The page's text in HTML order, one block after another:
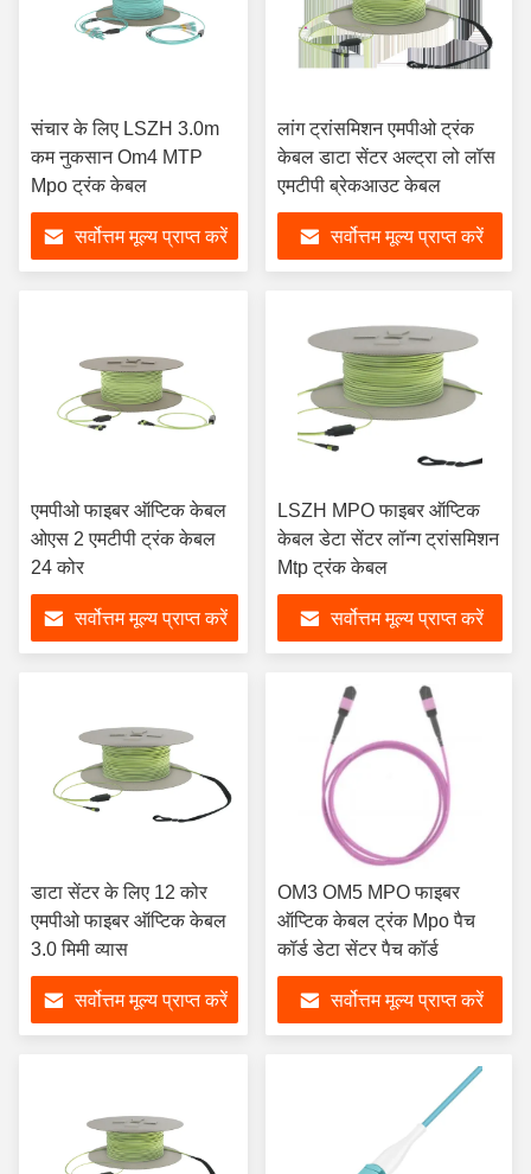
संचार के लिए LSZH 3.0m
कम नुकसान Om4 MTP
Mpo ट्रंक केबल
सर्वोत्तम मूल्य प्राप्त करें
लांग ट्रांसमिशन एमपीओ ट्रंक
केबल डाटा सेंटर अल्ट्रा लो लॉस
एमटीपी ब्रेकआउट केबल
सर्वोत्तम मूल्य प्राप्त करें
एमपीओ फाइबर ऑप्टिक केबल
ओएस 2 एमटीपी ट्रंक केबल
24 कोर
सर्वोत्तम मूल्य प्राप्त करें
LSZH MPO फाइबर ऑप्टिक
केबल डेटा सेंटर लॉन्ग ट्रांसमिशन
Mtp ट्रंक केबल
सर्वोत्तम मूल्य प्राप्त करें
डाटा सेंटर के लिए 12 कोर
एमपीओ फाइबर ऑप्टिक केबल
3.0 मिमी व्यास
सर्वोत्तम मूल्य प्राप्त करें
OM3 OM5 MPO फाइबर
ऑप्टिक केबल ट्रंक Mpo पैच
कॉर्ड डेटा सेंटर पैच कॉर्ड
सर्वोत्तम मूल्य प्राप्त करें